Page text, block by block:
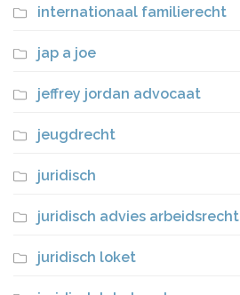
internationaal familierecht
jap a joe
jeffrey jordan advocaat
jeugdrecht
juridisch
juridisch advies arbeidsrecht
juridisch loket